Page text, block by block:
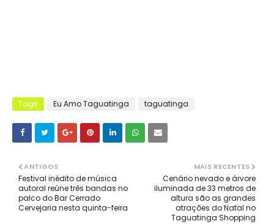
Tags Eu Amo Taguatinga taguatinga
MAIS RECENTES
Cenário nevado e árvore
iluminada de 33 metros de
altura são as grandes
atrações do Natal no
Taguatinga Shopping
ANTIGOS
Festival inédito de música
autoral reúne três bandas no
palco do Bar Cerrado
Cervejaria nesta quinta-feira